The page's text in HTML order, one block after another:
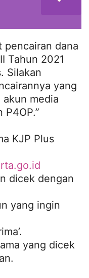
pencairan dana
Tahun 2021
Silakan
yang
media
P4OP.”
KJP Plus
dicek dengan
yang ingin
yang dicek